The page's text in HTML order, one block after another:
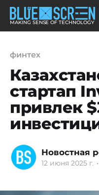
MAKING SENSE OF TECHNOLOGY
финтех
стартап
привлек
Новостная
12 июня 2025 г. •